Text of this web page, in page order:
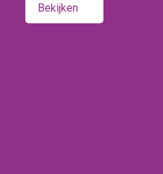
Bekijken